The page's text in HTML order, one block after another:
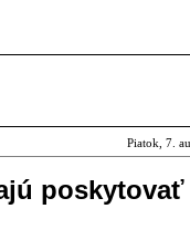
Piatok, 7.
poskytovať